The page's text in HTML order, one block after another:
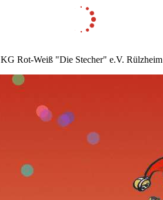
KG Rot-Weiß "Die Stecher" e.V. Rülzheim